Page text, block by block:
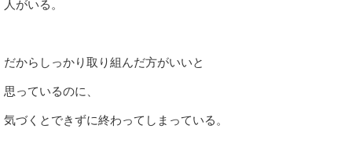
人がいる。
だからしっかり取り組んだ方がいいと
思っているのに、
気づくとできずに終わってしまっている。